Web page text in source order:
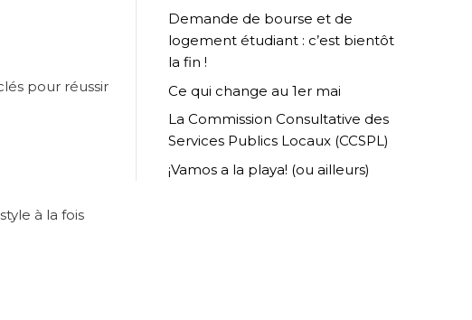
pour réussir
à la fois
Demande de bourse et de
logement étudiant : c’est bientôt
la fin !
Ce qui change au 1er mai
La Commission Consultative des
Services Publics Locaux (CCSPL)
¡Vamos a la playa! (ou ailleurs)